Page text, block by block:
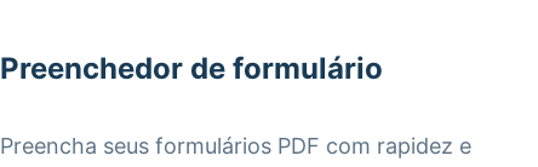
Preenchedor de formulário
Preencha seus formulários PDF com rapidez e